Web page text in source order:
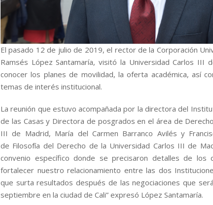
El pasado 12 de julio de 2019, el rector de la Corporación
Ramsés López Santamaría, visitó la Universidad Carlos III
conocer los planes de movilidad, la oferta académica, así
temas de interés institucional.
La reunión que estuvo acompañada por la directora del
de las Casas y Directora de posgrados en el área de
III de Madrid, María del Carmen Barranco Avilés y
de Filosofía del Derecho de la Universidad Carlos III de
convenio específico donde se precisaron detalles de los
fortalecer nuestro relacionamiento entre las dos
que surta resultados después de las negociaciones que
septiembre en la ciudad de Cali” expresó López Santamaría.